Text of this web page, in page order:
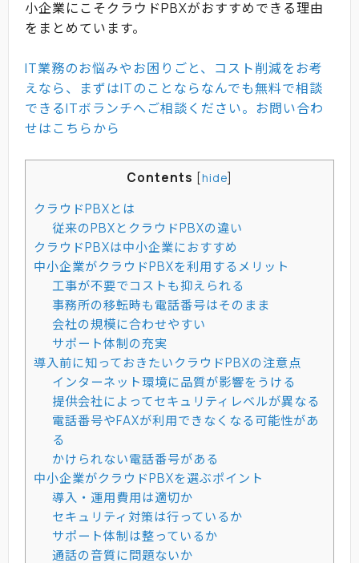
小企業にこそクラウドPBXがおすすめできる理由
をまとめています。
IT業務のお悩みやお困りごと、コスト削減をお考
えなら、まずはITのことならなんでも無料で相談
できるITボランチへご相談ください。お問い合わ
せはこちらから
Contents [hide]
クラウドPBXとは
従来のPBXとクラウドPBXの違い
クラウドPBXは中小企業におすすめ
中小企業がクラウドPBXを利用するメリット
工事が不要でコストも抑えられる
事務所の移転時も電話番号はそのまま
会社の規模に合わせやすい
サポート体制の充実
導入前に知っておきたいクラウドPBXの注意点
インターネット環境に品質が影響をうける
提供会社によってセキュリティレベルが異なる
電話番号やFAXが利用できなくなる可能性があ
る
かけられない電話番号がある
中小企業がクラウドPBXを選ぶポイント
導入・運用費用は適切か
セキュリティ対策は行っているか
サポート体制は整っているか
通話の音質に問題ないか